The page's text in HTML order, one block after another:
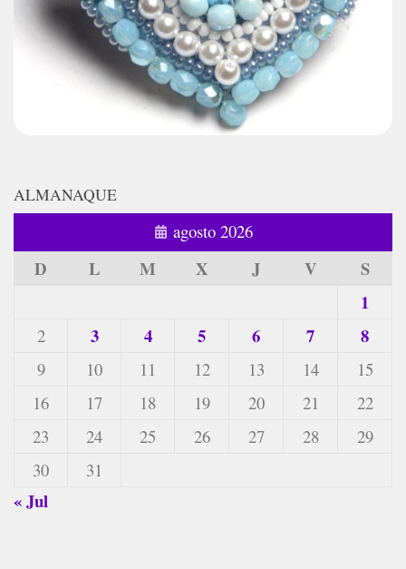
ALMANAQUE
agosto 2026
D L M X J V
S
1
2 3 4 5 6 7 8
9 10 11 12 13 14
15
16
17 18 19 20 21
22
23
24 25 26 27 28
29
30
31
« Jul